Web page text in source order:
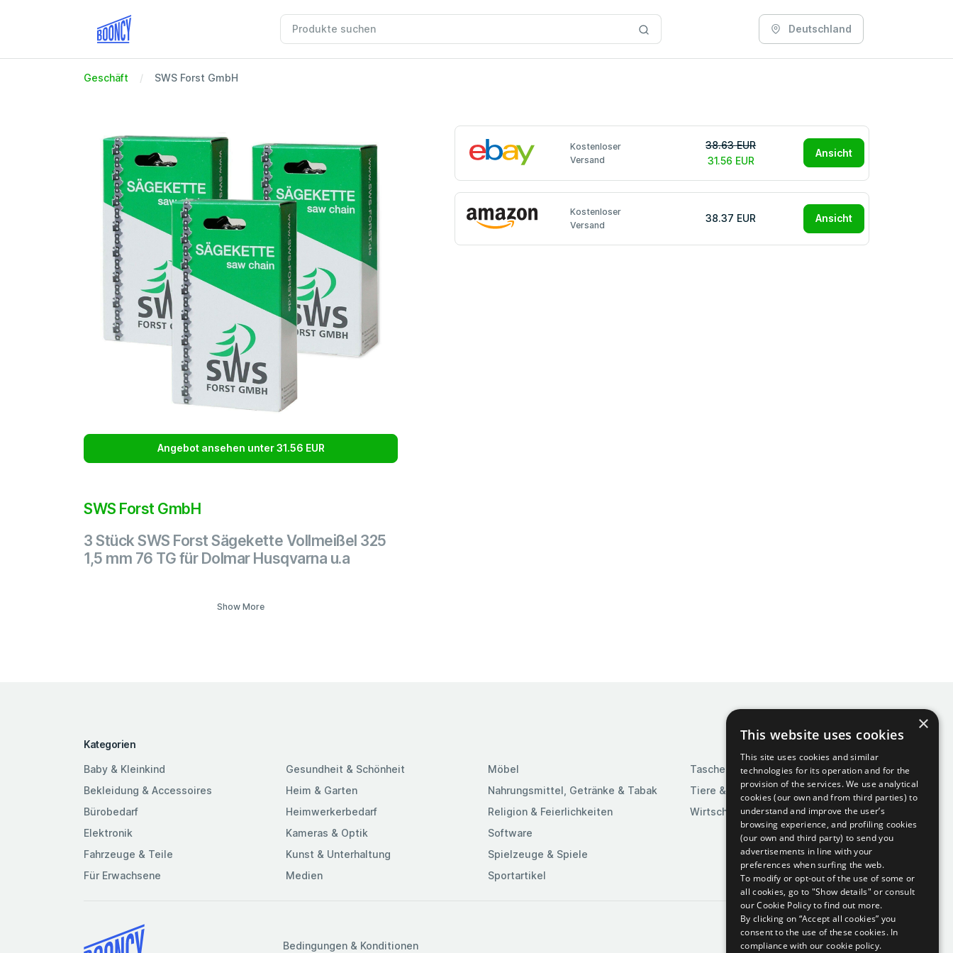
Deutschland
Geschäft SWS Forst GmbH
Angebot ansehen unter 31.56 EUR
SWS Forst GmbH
3 Stück SWS Forst Sägekette Vollmeißel 325
1,5 mm 76 TG für Dolmar Husqvarna u.a
Show More
Kostenloser
Versand
38.63 EUR
31.56 EUR
Ansicht
Kostenloser
Versand
38.37 EUR Ansicht
Kategorien
Baby & Kleinkind
Bekleidung & Accessoires
Bürobedarf
Elektronik
Fahrzeuge & Teile
Für Erwachsene
Gesundheit & Schönheit
Heim & Garten
Heimwerkerbedarf
Kameras & Optik
Kunst & Unterhaltung
Medien
Möbel
Nahrungsmittel, Getränke & Tabak
Religion & Feierlichkeiten
Software
Spielzeuge & Spiele
Sportartikel
Taschen & Gepäck
Tiere & Tierbedarf
Wirtschaft & Industrie
Bedingungen & Konditionen
×
This website uses cookies
This site uses cookies and similar
technologies for its operation and for the
provision of the services. We use analytical
cookies (our own and from third parties) to
understand and improve the user’s
browsing experience, and profiling cookies
(our own and third party) to send you
advertisements in line with your
preferences when surfing the web.
To modify or opt-out of the use of some or
all cookies, go to "Show details" or consult
our Cookie Policy to find out more.
By clicking on “Accept all cookies” you
consent to the use of these cookies. In
compliance with our cookie policy.